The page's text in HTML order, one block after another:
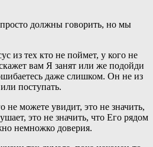
должны говорить, но мы
из тех кто не поймет, у кого не
вам Я занят или же подойди
даже слишком. Он не из
поступать.
можете увидит, это не значить,
это не значить, что Его рядом
немножко доверия.